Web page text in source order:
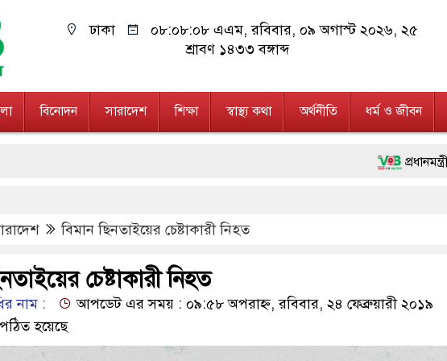
ঢাকা ০৮:০৮:০৯ এএম, রবিবার, ০৯ অগাস্ট ২০২৬, ২৫
শ্রাবণ ১৪৩৩ বঙ্গাব্দ
বিনোদন সারাদেশ শিক্ষা স্বাস্থ্য কথা অর্থনীতি ধর্ম ও জীবন
প্রধানমন্ত্রী
ফ্যাসিবাদবিরোধী
মাননীয়
জনগণ পরিবর্তন
২৮ লাখ টাকার
বিমান ছিনতাইয়ের চেষ্টাকারী নিহত
চেষ্টাকারী নিহত
নাম :
আপডেট এর সময় : ০৯:৫৮ অপরাহ্ন, রবিবার, ২৪ ফেব্রুয়ারী ২০১৯
হয়েছে